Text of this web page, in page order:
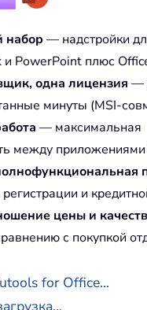
набор — надстройки
PowerPoint плюс
одна лицензия —
минуты (MSI-
— максимальная
между приложениями
и
цены и
с покупкой
for Office...